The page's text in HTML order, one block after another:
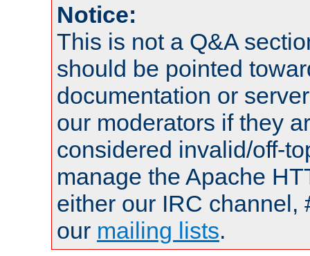
Notice:
This is not a Q&A
should be pointed
documentation or
our moderators if they
considered invalid/off-
manage the Apache
either our IRC channel,
our mailing lists.